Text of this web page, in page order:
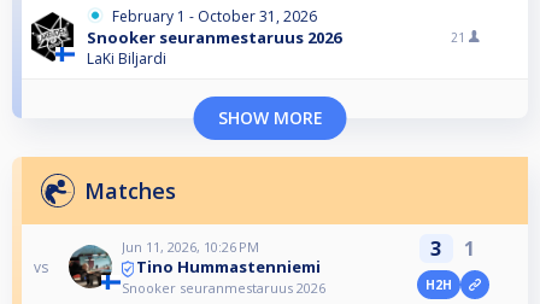
February 1 - October 31, 2026
Snooker seuranmestaruus 2026
LaKi Biljardi
21
SHOW MORE
Matches
vs
Jun 11, 2026, 10:26 PM
Tino Hummastenniemi
Snooker seuranmestaruus 2026
3 1
H2H